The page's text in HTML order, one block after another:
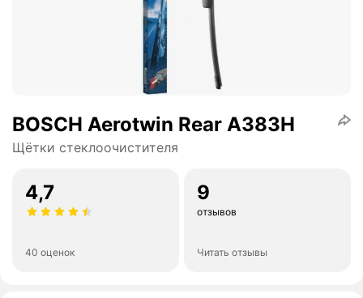
BOSCH Aerotwin Rear A383H
Щётки стеклоочистителя
4,7
40 оценок
9
отзывов
Читать отзывы